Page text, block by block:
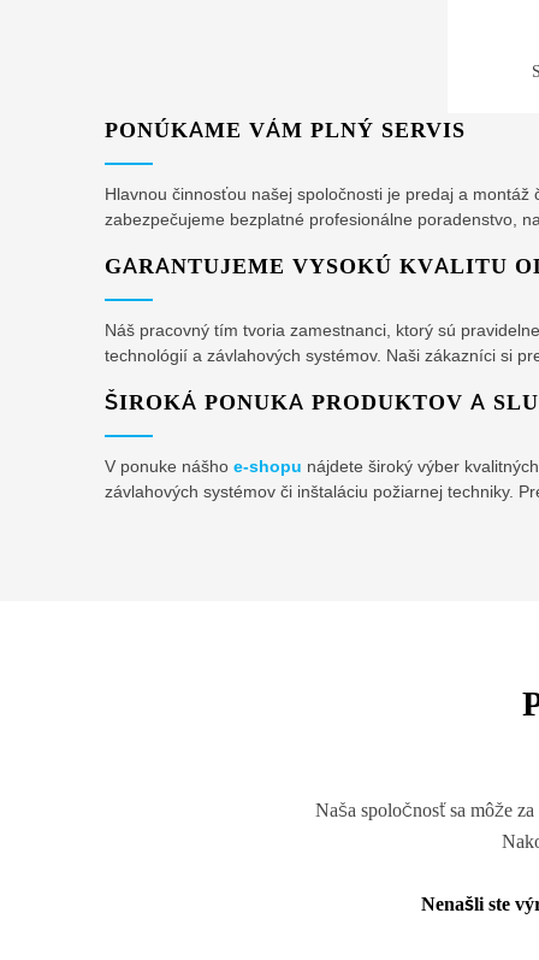
PONÚKAME VÁM PLNÝ SERVIS
Hlavnou činnosťou našej spoločnosti je predaj a
zabezpečujeme bezplatné profesionálne poradenstvo,
GARANTUJEME VYSOKÚ KVALITU
Náš pracovný tím tvoria zamestnanci, ktorý sú
technológií a závlahových systémov. Naši zákazníci si
ŠIROKÁ PONUKA PRODUKTOV A
V ponuke nášho e-shopu nájdete široký výber
závlahových systémov či inštaláciu požiarnej techniky.
Naša spoločnosť sa môže
Nenašli ste